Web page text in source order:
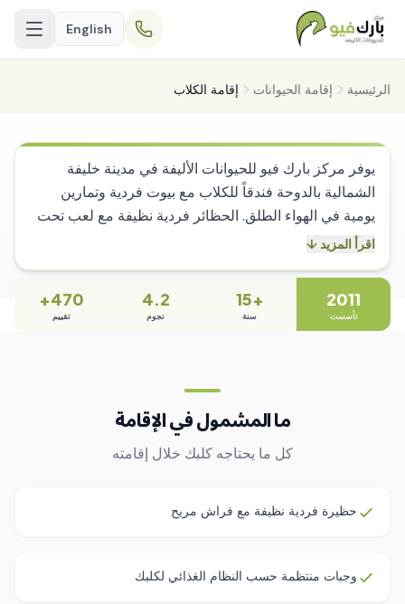
English
الرئيسية إقامة الحيوانات إقامة الكلاب
يوفر مركز بارك فيو للحيوانات الأليفة في مدينة خليفة
الشمالية بالدوحة فندقاً للكلاب مع بيوت فردية وتمارين
يومية في الهواء الطلق. الحظائر فردية نظيفة مع لعب تحت
إشراف وجلسات اجتماعية للكلاب المؤهلة. العيادة تخدم منذ
بيطري موجود للتقييم الفوري. تحديثات صور واتساب ترسل
للمالكين. التجميل قبل المغادرة متوفر عند الطلب. جميع
اقرأ المزيد ↓
2011
تأسست
+15
سنة
4.2
نجوم
470+
تقييم
ما المشمول في الإقامة
كل ما يحتاجه كلبك خلال إقامته
حظيرة فردية نظيفة مع فراش مريح
وجبات منتظمة حسب النظام الغذائي لكلبك